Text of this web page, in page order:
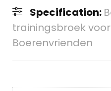
Specification:
trainingsbroek
Boerenvrienden